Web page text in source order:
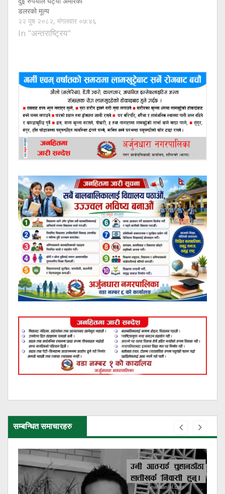
डलरको मूल्य
२२ पुष २०८२, मंगलवार ०७:४६
In "अन्तराष्ट्रिय"
सम्बन्धित समाचारहरु